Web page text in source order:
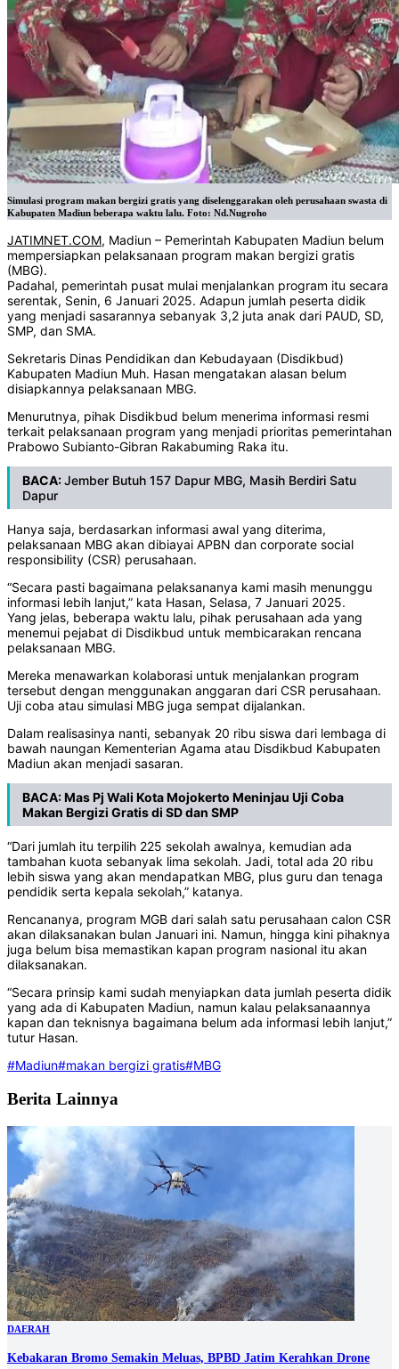
Simulasi program makan bergizi gratis yang diselenggarakan oleh perusahaan swasta di
Kabupaten Madiun beberapa waktu lalu. Foto: Nd.Nugroho
JATIMNET.COM, Madiun – Pemerintah Kabupaten Madiun belum
mempersiapkan pelaksanaan program makan bergizi gratis
(MBG).
Padahal, pemerintah pusat mulai menjalankan program itu secara
serentak, Senin, 6 Januari 2025. Adapun jumlah peserta didik
yang menjadi sasarannya sebanyak 3,2 juta anak dari PAUD, SD,
SMP, dan SMA.
Sekretaris Dinas Pendidikan dan Kebudayaan (Disdikbud)
Kabupaten Madiun Muh. Hasan mengatakan alasan belum
disiapkannya pelaksanaan MBG.
Menurutnya, pihak Disdikbud belum menerima informasi resmi
terkait pelaksanaan program yang menjadi prioritas pemerintahan
Prabowo Subianto-Gibran Rakabuming Raka itu.
BACA:Jember Butuh 157 Dapur MBG, Masih Berdiri Satu
Dapur
Hanya saja, berdasarkan informasi awal yang diterima,
pelaksanaan MBG akan dibiayai APBN dan corporate social
responsibility (CSR) perusahaan.
“Secara pasti bagaimana pelaksananya kami masih menunggu
informasi lebih lanjut,” kata Hasan, Selasa, 7 Januari 2025.
Yang jelas, beberapa waktu lalu, pihak perusahaan ada yang
menemui pejabat di Disdikbud untuk membicarakan rencana
pelaksanaan MBG.
Mereka menawarkan kolaborasi untuk menjalankan program
tersebut dengan menggunakan anggaran dari CSR perusahaan.
Uji coba atau simulasi MBG juga sempat dijalankan.
Dalam realisasinya nanti, sebanyak 20 ribu siswa dari lembaga di
bawah naungan Kementerian Agama atau Disdikbud Kabupaten
Madiun akan menjadi sasaran.
BACA:Mas Pj Wali Kota Mojokerto Meninjau Uji Coba
Makan Bergizi Gratis di SD dan SMP
“Dari jumlah itu terpilih 225 sekolah awalnya, kemudian ada
tambahan kuota sebanyak lima sekolah. Jadi, total ada 20 ribu
lebih siswa yang akan mendapatkan MBG, plus guru dan tenaga
pendidik serta kepala sekolah,” katanya.
Rencananya, program MGB dari salah satu perusahaan calon CSR
akan dilaksanakan bulan Januari ini. Namun, hingga kini pihaknya
juga belum bisa memastikan kapan program nasional itu akan
dilaksanakan.
“Secara prinsip kami sudah menyiapkan data jumlah peserta didik
yang ada di Kabupaten Madiun, namun kalau pelaksanaannya
kapan dan teknisnya bagaimana belum ada informasi lebih lanjut,”
tutur Hasan.
#Madiun#makan bergizi gratis#MBG
Berita Lainnya
DAERAH
Kebakaran Bromo Semakin Meluas, BPBD Jatim Kerahkan Drone